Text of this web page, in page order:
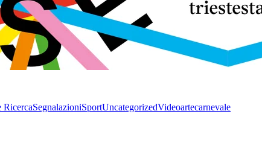
RicercaSegnalazioniSportUncategorizedVideoartecarnevale